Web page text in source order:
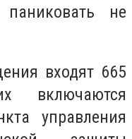
не
входят 665
управления